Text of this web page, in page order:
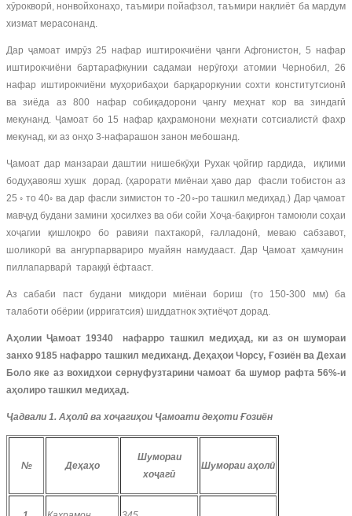
хӯрокворӣ, нонвойхонаҳо, таъмири пойафзол, таъмири нақлиёт ба мардум
хизмат мерасонанд.
Дар ҷамоат имрӯз 25 нафар иштирокчиёни ҷанги Афгонистон, 5 нафар
иштирокчиёни бартарафкунии садамаи нерӯгоҳи атомии Чернобил, 26
нафар иштирокчиёни муҳорибаҳои барқароркунии сохти конститутсионӣ
ва зиёда аз 800 нафар собиқадорони ҷангу меҳнат кор ва зиндагӣ
мекунанд. Ҷамоат бо 15 нафар қаҳрамонони меҳнати сотсиалистӣ фахр
мекунад, ки аз онҳо 3-нафарашон занон мебошанд.
Ҷамоат дар манзараи даштии нишебкӯҳи Рухак ҷойгир гардида, иқлими
бодуҳавояш хушк дорад. (ҳарорати миёнаи ҳаво дар фасли тобистон аз
25 ◦ то 40◦ ва дар фасли зимистон то -20◦-ро ташкил медиҳад.) Дар ҷамоат
мавҷуд будани замини ҳосилхез ва оби сойи Хоҷа-бақирғон тамоюли соҳаи
хоҷагии қишлоқро бо равияи пахтакорӣ, ғалладонӣ, меваю сабзавот,
шоликорӣ ва ангурпарвариро муайян намудааст. Дар Ҷамоат ҳамчунин
пиллапарварӣ тараққӣ ёфтааст.
Аз сабаби паст будани миқдори миёнаи бориш (то 150-300 мм) ба
талаботи обёрии (ирригатсия) шиддатнок эҳтиёҷот дорад.
Аҳолии Ҷамоат 19340 нафарро ташкил медиҳад, ки аз он шумораи
занхо 9185 нафарро ташкил медиханд. Деҳаҳои Чорсу, Ғозиён ва Дехаи
Боло яке аз вохидхои сернуфузтарини чамоат ба шумор рафта 56%-и
аҳолиро ташкил медиҳад.
Ҷадвали 1. Аҳолӣ ва хоҷагиҳои Ҷамоати деҳоти Ғозиён
№ Деҳаҳо
Шумораи
хоҷагӣ
Шумораи аҳолӣ